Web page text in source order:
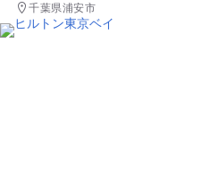
千葉県浦安市